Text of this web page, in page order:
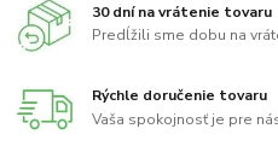
30 dní na vrátenie tovaru
Predĺžili sme dobu na
Rýchle doručenie tovaru
Vaša spokojnosť je pre